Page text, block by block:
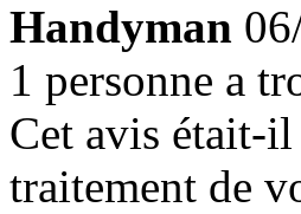
Handyman
1 personne a
Cet avis était-
traitement de